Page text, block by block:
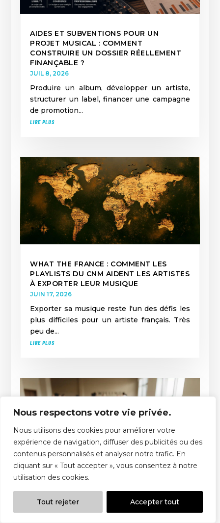
Nous respectons votre vie privée.
Nous utilisons des cookies pour améliorer votre
expérience de navigation, diffuser des publicités ou des
contenus personnalisés et analyser notre trafic. En
cliquant sur « Tout accepter », vous consentez à notre
utilisation des cookies.
Tout rejeter Accepter tout
AIDES ET SUBVENTIONS POUR UN
PROJET MUSICAL : COMMENT
CONSTRUIRE UN DOSSIER RÉELLEMENT
FINANÇABLE ?
JUIL 8, 2026
Produire un album, développer un artiste,
structurer un label, financer une campagne
de promotion...
LIRE PLUS
WHAT THE FRANCE : COMMENT LES
PLAYLISTS DU CNM AIDENT LES ARTISTES
À EXPORTER LEUR MUSIQUE
JUIN 17, 2026
Exporter sa musique reste l'un des défis les
plus difficiles pour un artiste français. Très
peu de...
LIRE PLUS